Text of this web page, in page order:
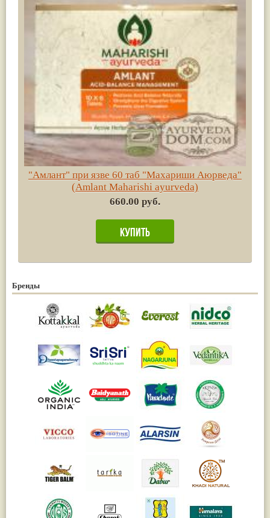
"Амлант" при язве 60 таб "Махариши Аюрведа"
(Amlant Maharishi ayurveda)
660.00 руб.
Бренды